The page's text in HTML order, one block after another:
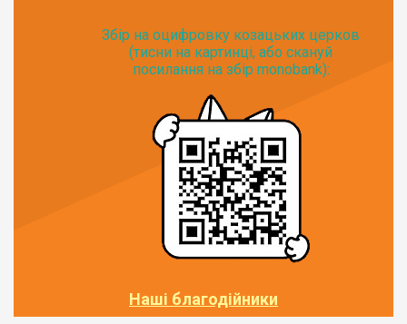
Збір на оцифровку козацьких церков
(тисни на картинці, або скануй
посилання на збір monobank):
Наші благодійники